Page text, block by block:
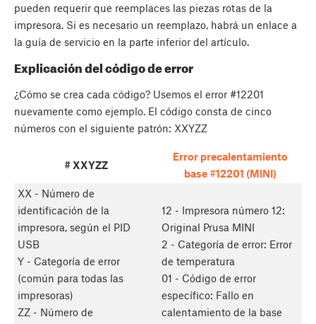
pueden requerir que reemplaces las piezas rotas de la
impresora. Si es necesario un reemplazo, habrá un enlace a
la guía de servicio en la parte inferior del artículo.
Explicación del código de error
¿Cómo se crea cada código? Usemos el error #12201
nuevamente como ejemplo. El código consta de cinco
números con el siguiente patrón: XXYZZ
# XXYZZ
Error precalentamiento
base #12201 (MINI)
XX - Número de
identificación de la
impresora, según el PID
USB
Y - Categoría de error
(común para todas las
impresoras)
ZZ - Número de
12 - Impresora número 12:
Original Prusa MINI
2 - Categoría de error: Error
de temperatura
01 - Código de error
específico: Fallo en
calentamiento de la base